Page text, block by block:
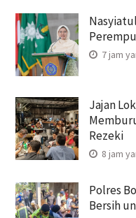
7 jam
Jajan
Rezeki
8 jam
Polres
Bersih